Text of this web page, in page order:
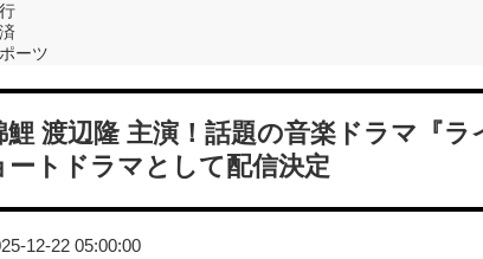
ーツ
鯉 渡辺隆 主演！話題の音楽ドラマ『
ートドラマとして配信決定
12-22 05:00:00